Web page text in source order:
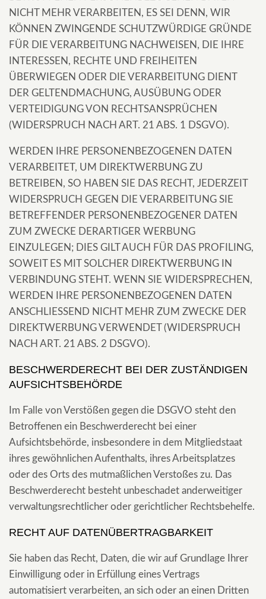
NICHT MEHR VERARBEITEN, ES SEI DENN, WIR
KÖNNEN ZWINGENDE SCHUTZWÜRDIGE GRÜNDE
FÜR DIE VERARBEITUNG NACHWEISEN, DIE IHRE
INTERESSEN, RECHTE UND FREIHEITEN
ÜBERWIEGEN ODER DIE VERARBEITUNG DIENT
DER GELTENDMACHUNG, AUSÜBUNG ODER
VERTEIDIGUNG VON RECHTSANSPRÜCHEN
(WIDERSPRUCH NACH ART. 21 ABS. 1 DSGVO).
WERDEN IHRE PERSONENBEZOGENEN DATEN
VERARBEITET, UM DIREKTWERBUNG ZU
BETREIBEN, SO HABEN SIE DAS RECHT, JEDERZEIT
WIDERSPRUCH GEGEN DIE VERARBEITUNG SIE
BETREFFENDER PERSONENBEZOGENER DATEN
ZUM ZWECKE DERARTIGER WERBUNG
EINZULEGEN; DIES GILT AUCH FÜR DAS PROFILING,
SOWEIT ES MIT SOLCHER DIREKTWERBUNG IN
VERBINDUNG STEHT. WENN SIE WIDERSPRECHEN,
WERDEN IHRE PERSONENBEZOGENEN DATEN
ANSCHLIESSEND NICHT MEHR ZUM ZWECKE DER
DIREKTWERBUNG VERWENDET (WIDERSPRUCH
NACH ART. 21 ABS. 2 DSGVO).
BESCHWERDE­RECHT BEI DER ZUSTÄNDIGEN
AUFSICHTS­BEHÖRDE
Im Falle von Verstößen gegen die DSGVO steht den
Betroffenen ein Beschwerderecht bei einer
Aufsichtsbehörde, insbesondere in dem Mitgliedstaat
ihres gewöhnlichen Aufenthalts, ihres Arbeitsplatzes
oder des Orts des mutmaßlichen Verstoßes zu. Das
Beschwerderecht besteht unbeschadet anderweitiger
verwaltungsrechtlicher oder gerichtlicher Rechtsbehelfe.
RECHT AUF DATEN­ÜBERTRAG­BARKEIT
Sie haben das Recht, Daten, die wir auf Grundlage Ihrer
Einwilligung oder in Erfüllung eines Vertrags
automatisiert verarbeiten, an sich oder an einen Dritten